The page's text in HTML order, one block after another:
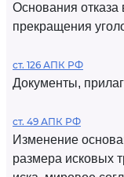
Основания отказа
прекращения
ст. 126 АПК РФ
Документы,
ст. 49 АПК РФ
Изменение
размера исковых